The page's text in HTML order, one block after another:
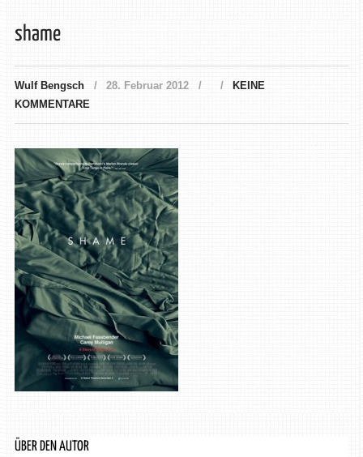
shame
Wulf Bengsch 28. Februar 2012
KEINE
KOMMENTARE
ÜBER DEN AUTOR